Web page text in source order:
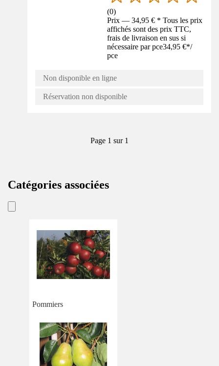
(0)
Prix — 34,95 € * Tous les prix
affichés sont des prix TTC,
frais de livraison en sus si
nécessaire par pce34,95 €*/
pce
Non disponible en ligne
Réservation non disponible
Page 1 sur 1
Catégories associées
Pommiers